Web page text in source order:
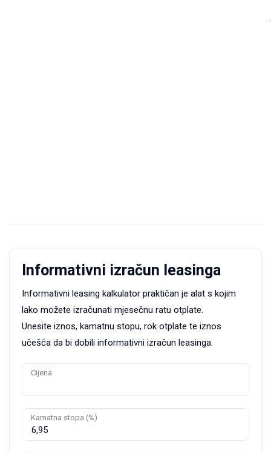
Informativni izračun leasinga
Informativni leasing kalkulator praktičan je alat s kojim
lako možete izračunati mjesečnu ratu otplate.
Unesite iznos, kamatnu stopu, rok otplate te iznos
učešća da bi dobili informativni izračun leasinga.
Cijena
Kamatna stopa (%)